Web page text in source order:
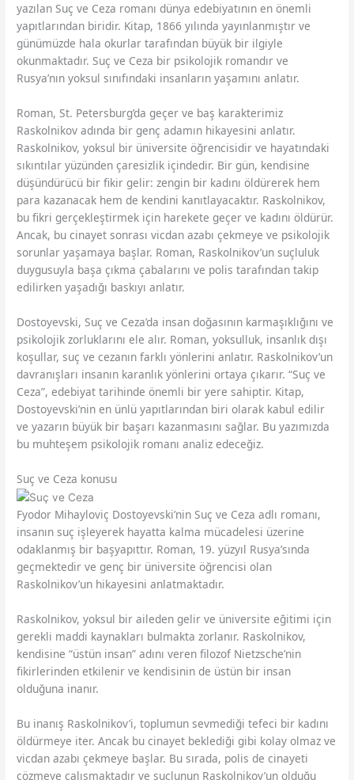
yazılan Suç ve Ceza romanı dünya edebiyatının en önemli
yapıtlarından biridir. Kitap, 1866 yılında yayınlanmıştır ve
günümüzde hala okurlar tarafından büyük bir ilgiyle
okunmaktadır. Suç ve Ceza bir psikolojik romandır ve
Rusya’nın yoksul sınıfındaki insanların yaşamını anlatır.
Roman, St. Petersburg’da geçer ve baş karakterimiz
Raskolnikov adında bir genç adamın hikayesini anlatır.
Raskolnikov, yoksul bir üniversite öğrencisidir ve hayatındaki
sıkıntılar yüzünden çaresizlik içindedir. Bir gün, kendisine
düşündürücü bir fikir gelir: zengin bir kadını öldürerek hem
para kazanacak hem de kendini kanıtlayacaktır. Raskolnikov,
bu fikri gerçekleştirmek için harekete geçer ve kadını öldürür.
Ancak, bu cinayet sonrası vicdan azabı çekmeye ve psikolojik
sorunlar yaşamaya başlar. Roman, Raskolnikov’un suçluluk
duygusuyla başa çıkma çabalarını ve polis tarafından takip
edilirken yaşadığı baskıyı anlatır.
Dostoyevski, Suç ve Ceza’da insan doğasının karmaşıklığını ve
psikolojik zorluklarını ele alır. Roman, yoksulluk, insanlık dışı
koşullar, suç ve cezanın farklı yönlerini anlatır. Raskolnikov’un
davranışları insanın karanlık yönlerini ortaya çıkarır. “Suç ve
Ceza”, edebiyat tarihinde önemli bir yere sahiptir. Kitap,
Dostoyevski’nin en ünlü yapıtlarından biri olarak kabul edilir
ve yazarın büyük bir başarı kazanmasını sağlar. Bu yazımızda
bu muhteşem psikolojik romanı analiz edeceğiz.
Suç ve Ceza konusu
Fyodor Mihayloviç Dostoyevski’nin Suç ve Ceza adlı romanı,
insanın suç işleyerek hayatta kalma mücadelesi üzerine
odaklanmış bir başyapıttır. Roman, 19. yüzyıl Rusya’sında
geçmektedir ve genç bir üniversite öğrencisi olan
Raskolnikov’un hikayesini anlatmaktadır.
Raskolnikov, yoksul bir aileden gelir ve üniversite eğitimi için
gerekli maddi kaynakları bulmakta zorlanır. Raskolnikov,
kendisine “üstün insan” adını veren filozof Nietzsche’nin
fikirlerinden etkilenir ve kendisinin de üstün bir insan
olduğuna inanır.
Bu inanış Raskolnikov’i, toplumun sevmediği tefeci bir kadını
öldürmeye iter. Ancak bu cinayet beklediği gibi kolay olmaz ve
vicdan azabı çekmeye başlar. Bu sırada, polis de cinayeti
çözmeye çalışmaktadır ve suçlunun Raskolnikov’un olduğu